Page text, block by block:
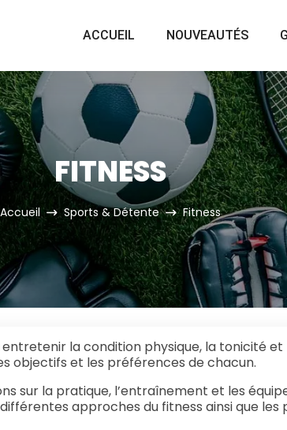
ACCUEIL NOUVEAUTÉS
FITNESS
Accueil Sports & Détente Fitness
la condition physique, la tonicité
objectifs et les préférences de chacun.
sur la pratique, l’entraînement et les
approches du fitness ainsi que